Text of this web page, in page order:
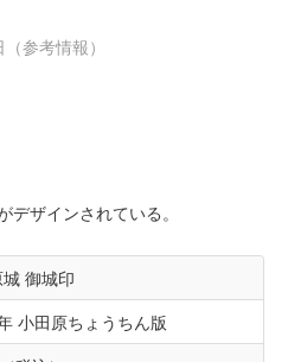
参考情報）
ザインされている。
御城印
小田原ちょうちん版